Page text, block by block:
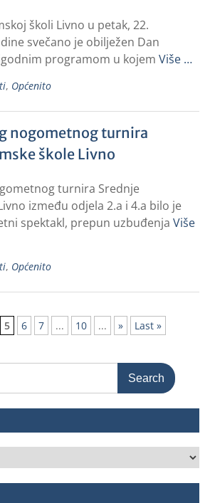
školi Livno u petak, 22.
svečano je obilježen Dan
programom u kojem Više …
, Općenito
nogometnog turnira
škole Livno
turnira Srednje
između odjela 2.a i 4.a bilo je
spektakl, prepun uzbuđenja Više
, Općenito
5 6 7 ... 10 ... » Last »